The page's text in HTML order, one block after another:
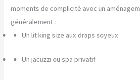
moments de complicité avec un
généralement :
Un lit king size aux draps soyeux
Un jacuzzi ou spa privatif